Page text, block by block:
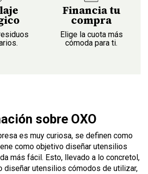
Financia tu
compra
Elige la cuota más
cómoda para ti.
sobre OXO
es muy curiosa, se definen como
como objetivo diseñar utensilios
más fácil. Esto, llevado a lo concretol,
diseñar utensilios cómodos de utilizar,